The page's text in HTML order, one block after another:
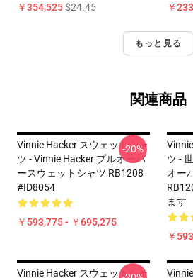
￥354,525$24.45 ￥
もっと見る
関連商品
Vinnie Hacker スウェットシャ
ツ - Vinnie Hacker プルオーバ
ースウェットシャツ RB1208
#ID8054
￥593,775 - ￥695,275
-20%
ツ -
オー
ます
￥
Vinnie Hacker スウェットシャ